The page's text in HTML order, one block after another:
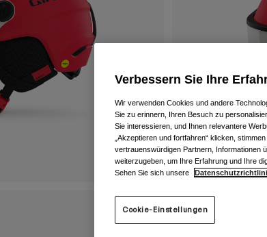
Verbessern Sie Ihre
Wir verwenden Cookies und andere
Sie zu erinnern, Ihren Besuch zu
Sie interessieren, und Ihnen relevantere
„Akzeptieren und fortfahren“ klicken,
vertrauenswürdigen Partnern, Informationen
weiterzugeben, um Ihre Erfahrung und Ihre
Sehen Sie sich unsere
Cookie-Einstellungen